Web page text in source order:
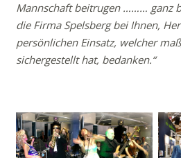
Mannschaft beitrugen ……… ganz
die Firma Spelsberg bei Ihnen,
persönlichen Einsatz, welcher
sichergestellt hat, bedanken.“